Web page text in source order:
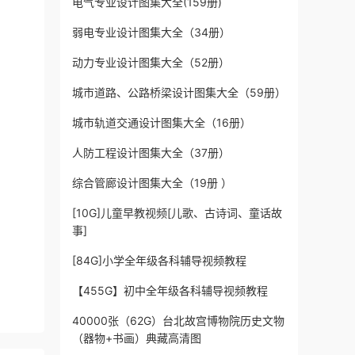
弱电专业设计图集大全（34册）
动力专业设计图集大全（52册）
城市道路、公路桥梁设计图集大全（59册）
城市轨道交通设计图集大全（16册）
人防工程设计图集大全（37册）
综合管廊设计图集大全（19册 ）
[10G]儿童早教视频[儿歌、古诗词、童话故
事]
[84G]小学全年级各科辅导视频教程
【455G】初中全年级各科辅导视频教程
40000张（62G）台北故宫博物院历史文物
（器物+书画）典藏高清图